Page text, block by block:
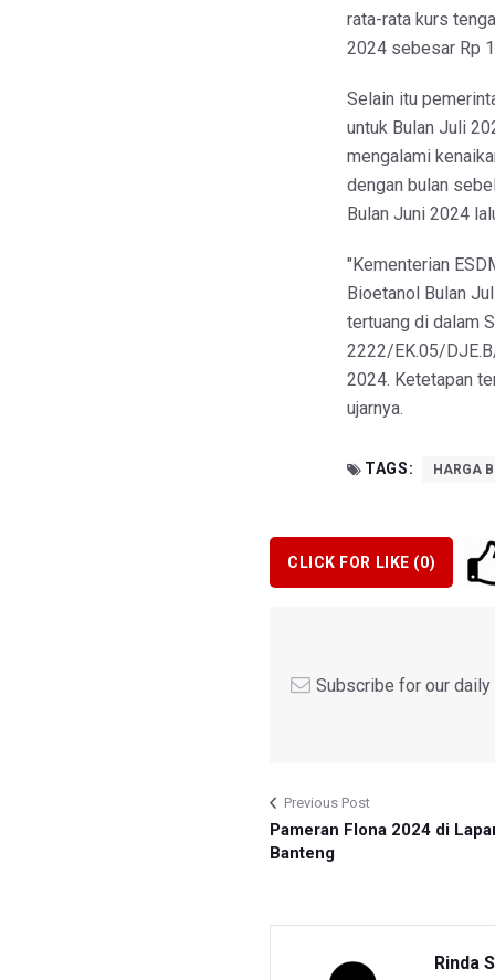
rata-rata kurs
2024 sebesar Rp
Selain itu
untuk Bulan Juli
mengalami
dengan bulan
Bulan Juni 2024
"Kementerian
Bioetanol Bulan
tertuang di dalam
2222/EK.05/
2024. Ketetapan
ujarnya.
TAGS: HARGA
CLICK FOR LIKE (0)
Subscribe for our
Previous Post
Pameran Flona 2024 di
Banteng
Rinda